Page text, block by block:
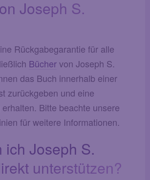
Joseph S.
Rückgabegarantie für alle
Büchervon Joseph S.
das Buch innerhalb einer
zurückgeben und eine
Bitte beachte unsere
für weitere Informationen.
ich Joseph S.
unterstützen?